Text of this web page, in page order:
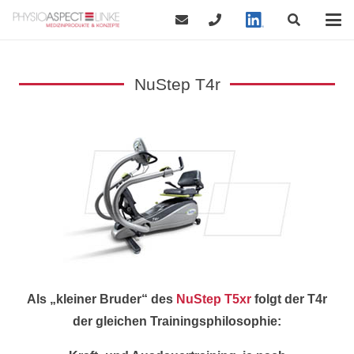
NuStep T4r
Als „kleiner Bruder“ des NuStep T5xr folgt der T4r
der gleichen Trainingsphilosophie: